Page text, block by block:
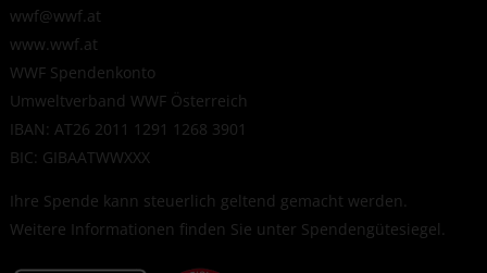
wwf@wwf.at
www.wwf.at
WWF Spendenkonto
Umweltverband WWF Österreich
IBAN: AT26 2011 1291 1268 3901
BIC: GIBAATWWXXX
Ihre Spende kann steuerlich geltend gemacht werden.
Weitere Informationen finden Sie unter Spendengütesiegel.